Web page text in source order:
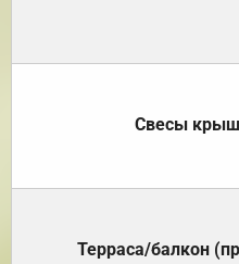
Свесы
Терраса/балкон